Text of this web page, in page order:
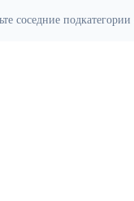
соседние подкатегории